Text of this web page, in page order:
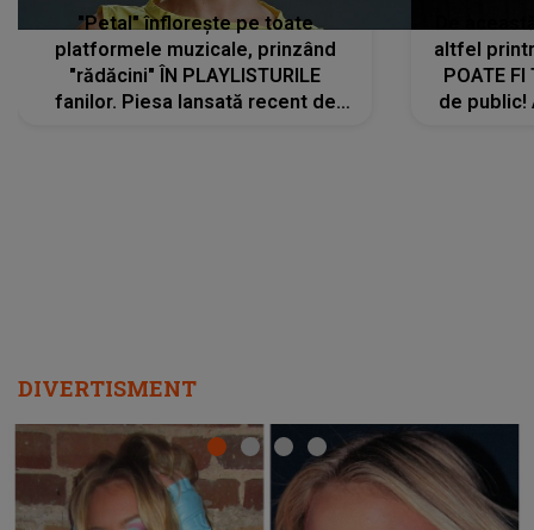
"Petal" înflorește pe toate
platformele muzicale, prinzând
"rădăcini" ÎN PLAYLISTURILE
fanilor. Piesa lansată recent de
altfel
POATE FI
de public!
DIVERTISMENT